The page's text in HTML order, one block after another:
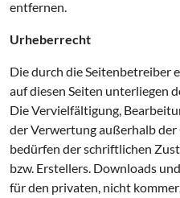
entfernen.
Urheberrecht
Die durch die Seitenbetreiber
auf diesen Seiten unterliegen
Die Vervielfältigung,
der Verwertung außerhalb
bedürfen der schriftlichen
bzw. Erstellers. Downloads
für den privaten, nicht